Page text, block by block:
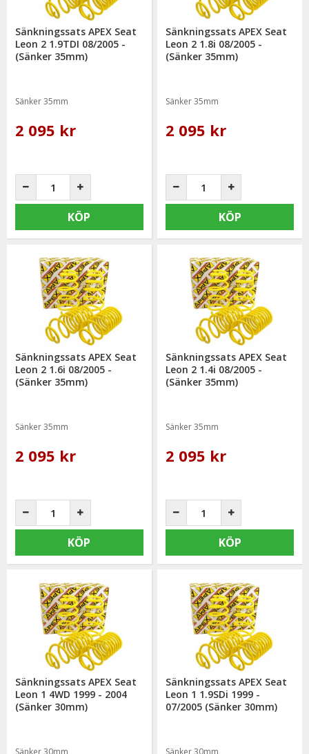
Sänkningssats APEX Seat
Leon 2 1.9TDI 08/2005 -
(Sänker 35mm)
Sänker 35mm
2 095 kr
KÖP
Sänkningssats APEX Seat
Leon 2 1.8i 08/2005 -
(Sänker 35mm)
Sänker 35mm
2 095 kr
KÖP
Sänkningssats APEX Seat
Leon 2 1.6i 08/2005 -
(Sänker 35mm)
Sänker 35mm
2 095 kr
KÖP
Sänkningssats APEX Seat
Leon 2 1.4i 08/2005 -
(Sänker 35mm)
Sänker 35mm
2 095 kr
KÖP
Sänkningssats APEX Seat
Leon 1 4WD 1999 - 2004
(Sänker 30mm)
Sänkningssats APEX Seat
Leon 1 1.9SDi 1999 -
07/2005 (Sänker 30mm)